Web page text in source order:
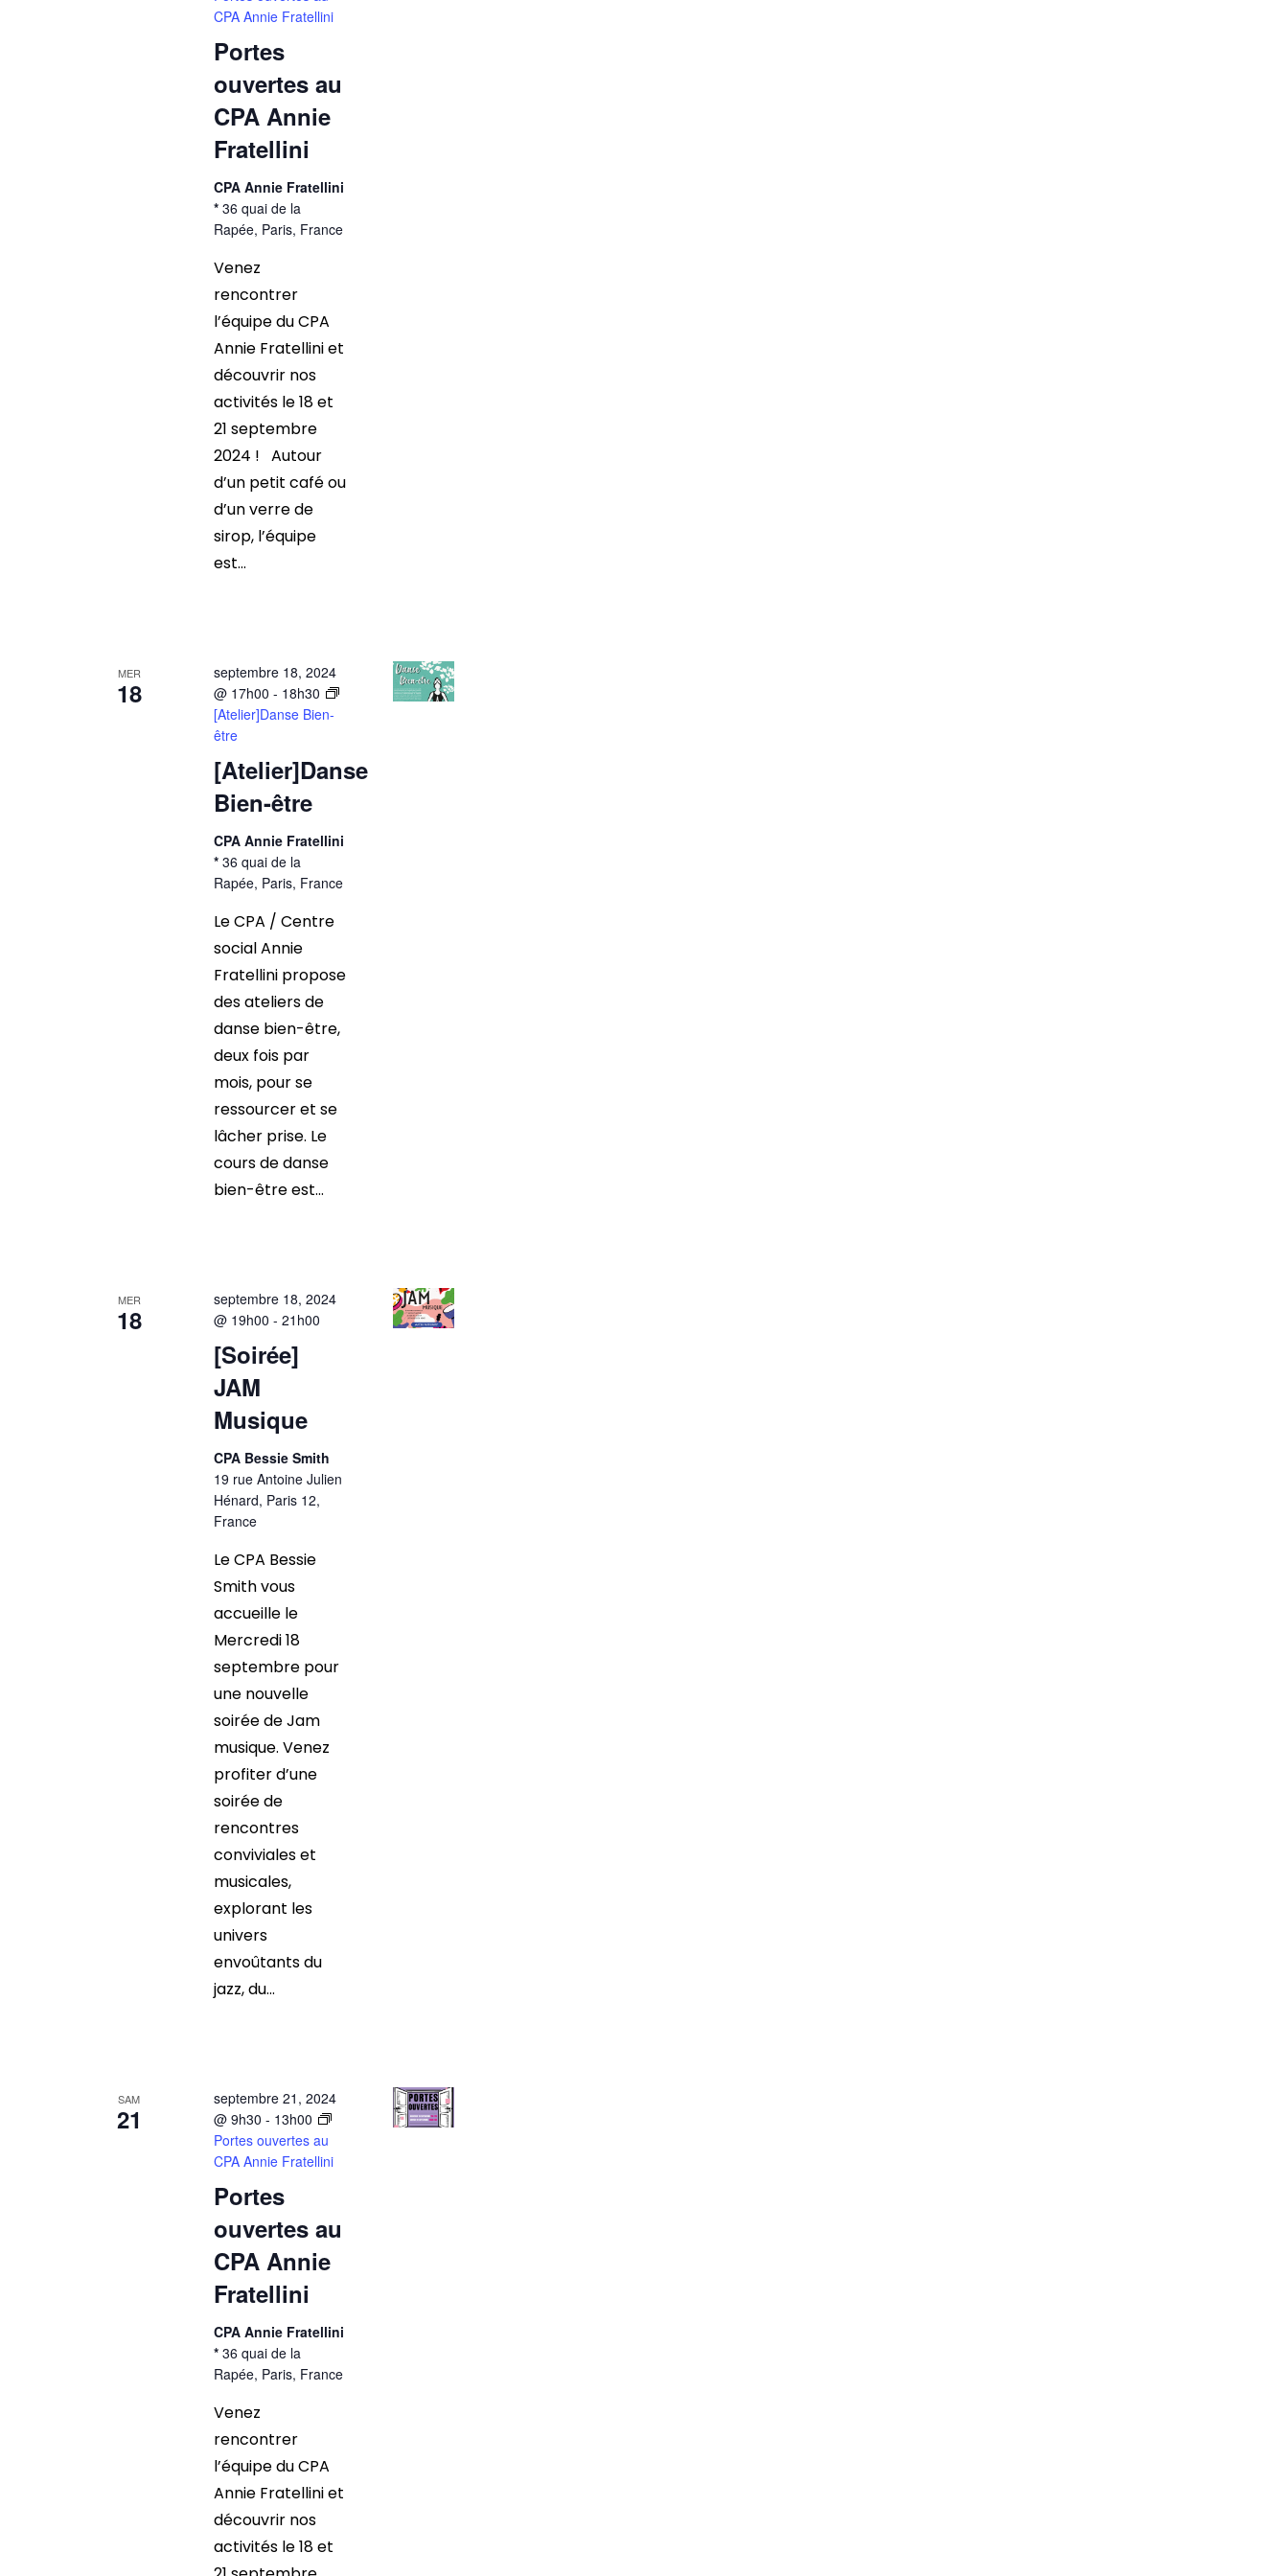
Portes
ouvertes au
CPA Annie
Fratellini
CPA Annie Fratellini
CPA Annie Fratellini
*36 quai de la
Rapée, Paris, France
Venez
rencontrer
l’équipe du CPA
Annie Fratellini et
découvrir nos
activités le 18 et
21 septembre
2024 ! Autour
d’un petit café ou
d’un verre de
sirop, l’équipe
est...
MER
18
[Atelier]Danse
Bien-être
septembre 18, 2024
@ 17h00 - 18h30
[Atelier]Danse Bien-
être
CPA Annie Fratellini
*36 quai de la
Rapée, Paris, France
Le CPA / Centre
social Annie
Fratellini propose
des ateliers de
danse bien-être,
deux fois par
mois, pour se
ressourcer et se
lâcher prise. Le
cours de danse
bien-être est...
MER
18
[Soirée]
JAM
Musique
septembre 18, 2024
@ 19h00 -21h00
CPA Bessie Smith
19 rue Antoine Julien
Hénard, Paris 12,
France
Le CPA Bessie
Smith vous
accueille le
Mercredi 18
septembre pour
une nouvelle
soirée de Jam
musique. Venez
profiter d’une
soirée de
rencontres
conviviales et
musicales,
explorant les
univers
envoûtants du
jazz, du...
SAM
21
Portes
ouvertes au
CPA Annie
Fratellini
septembre 21, 2024
@ 9h30 - 13h00
Portes ouvertes au
CPA Annie Fratellini
CPA Annie Fratellini
*36 quai de la
Rapée, Paris, France
Venez
rencontrer
l’équipe du CPA
Annie Fratellini et
découvrir nos
activités le 18 et